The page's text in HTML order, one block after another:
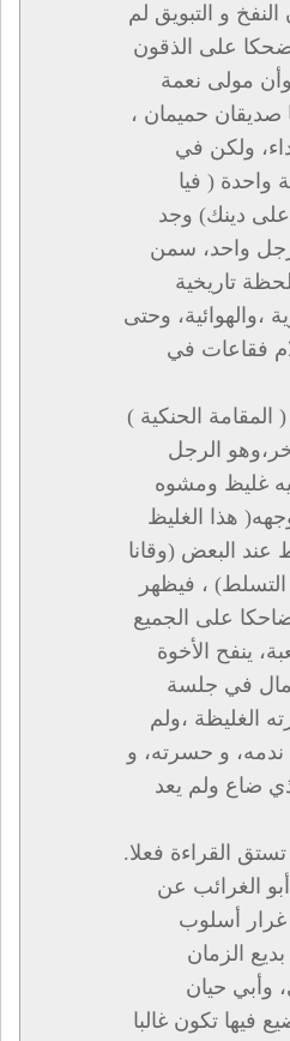
و التبويق لم
على الذقون
مولى نعمة
حميمان ،
ولكن في
واحدة ( فيا
على دينك) وجد
واحد، سمن
تاريخية
،والهوائية، وحتى
فقاعات في
المقامة الحنكية )
الرجل
غليظ ومشوه
هذا الغليظ
عند البعض (وقانا
، فيظهر
على الجميع
ينفح الأخوة
في جلسة
الغليظة ،ولم
و حسرته، و
ضاع ولم يعد
القراءة فعلا.
الغرائب عن
غرار أسلوب
الزمان
وأبي حيان
فيها تكون غالبا